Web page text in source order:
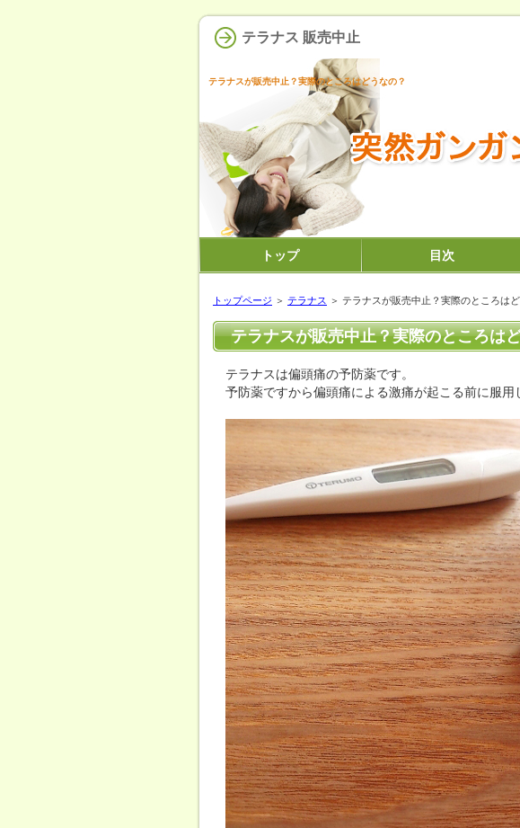
テラナス 販売中止
テラナスが販売中止？実際のところはどうなの？
トップページ ＞ テラナス ＞ テラナスが販売中止？実際のところは
テラナスが販売中止？実際のところは
テラナスは偏頭痛の予防薬です。
予防薬ですから偏頭痛による激痛が起こる前に服用
トップ 目次